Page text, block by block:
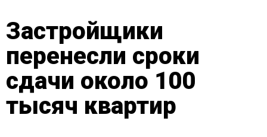
Застройщики
перенесли сроки
сдачи около 100
тысяч квартир